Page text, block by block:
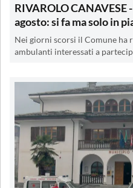
RIVAROLO
agosto: si fa ma solo in
Nei giorni scorsi il Comune ha
ambulanti interessati a